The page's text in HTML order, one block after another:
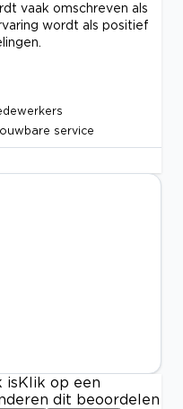
vaak omschreven als
wordt als positief
service
is Klik op een
dit beoordelen